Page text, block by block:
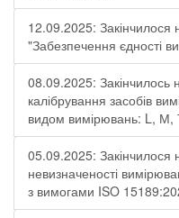
12.09.2025: Закінчилося
"Забезпечення єдності
08.09.2025: Закінчилось
калібрування засобів
видом вимірювань: L,
05.09.2025: Закінчилося
невизначеності
з вимогами ISO